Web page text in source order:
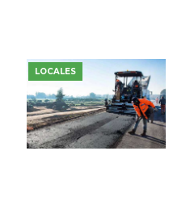
LOCALES